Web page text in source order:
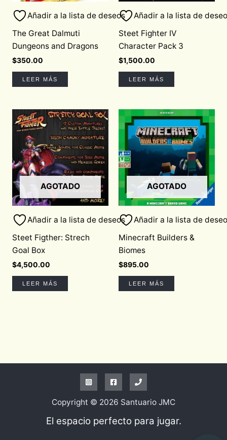
Añadir a la lista de deseos
The Great Dalmuti
Dungeons and Dragons
$350.00
LEER MÁS
Añadir a la lista de
Steet Fighter IV
Character Pack 3
$1,500.00
LEER MÁS
AGOTADO
Añadir a la lista de deseos
Steet Figther: Strech
Goal Box
$4,500.00
LEER MÁS
AGOTADO
Añadir a la lista de
Minecraft Builders &
Biomes
$895.00
LEER MÁS
Copyright © 2026 Santuario JMC
El espacio perfecto para jugar.